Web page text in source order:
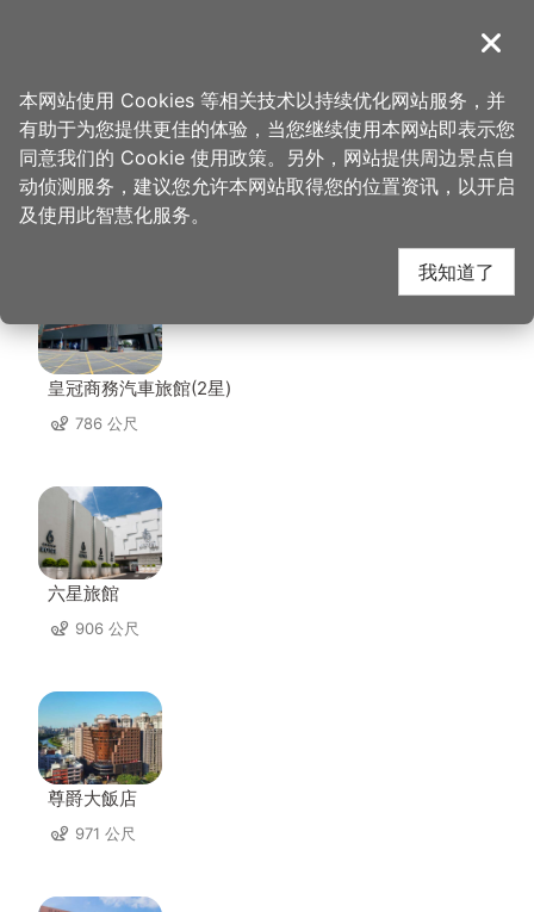
導覽
首页 > 想去的地方 > 美食、购物 > 腴酿康普茶
腴酿康普茶 周边住宿
皇冠商務汽車旅館(2星)
786 公尺
六星旅館
906 公尺
尊爵大飯店
971 公尺
关闭
本网站使用 Cookies 等相关技术以持续优化网站服务，并
有助于为您提供更佳的体验，当您继续使用本网站即表示您
同意我们的 Cookie 使用政策。另外，网站提供周边景点自
动侦测服务，建议您允许本网站取得您的位置资讯，以开启
及使用此智慧化服务。
我知道了